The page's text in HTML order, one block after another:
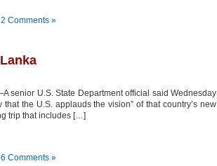
2 Comments »
senior U.S. State Department official said Wednesday
the U.S. applauds the vision” of that country’s new
trip that includes […]
6 Comments »